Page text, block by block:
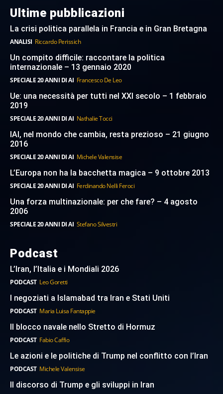
Ultime pubblicazioni
La crisi politica parallela in Francia e in Gran Bretagna
ANALISI Riccardo Perissich
Un compito difficile: raccontare la politica
internazionale – 13 gennaio 2020
SPECIALE 20 ANNI DI AI Francesco De Leo
Ue: una necessità per tutti nel XXI secolo – 1 febbraio
2019
SPECIALE 20 ANNI DI AI Nathalie Tocci
IAI, nel mondo che cambia, resta prezioso – 21 giugno
2016
SPECIALE 20 ANNI DI AI Michele Valensise
L’Europa non ha la bacchetta magica – 9 ottobre 2013
SPECIALE 20 ANNI DI AI Ferdinando Nelli Feroci
Una forza multinazionale: per che fare? – 4 agosto
2006
SPECIALE 20 ANNI DI AI Stefano Silvestri
Podcast
L’Iran, l’Italia e i Mondiali 2026
PODCAST Leo Goretti
I negoziati a Islamabad tra Iran e Stati Uniti
PODCAST Maria Luisa Fantappie
Il blocco navale nello Stretto di Hormuz
PODCAST Fabio Caffio
Le azioni e le politiche di Trump nel conflitto con l’Iran
PODCAST Michele Valensise
Il discorso di Trump e gli sviluppi in Iran